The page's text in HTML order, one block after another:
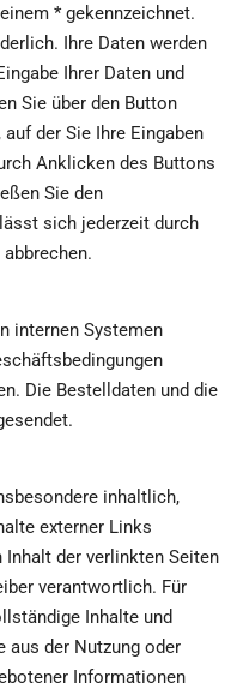
* gekennzeichnet.
Ihre Daten werden
Ihrer Daten und
Sie über den Button
der Sie Ihre Eingaben
Anklicken des Buttons
Sie den
sich jederzeit durch
internen Systemen
Die Bestelldaten und die
inhaltlich,
externer Links
Inhalt der verlinkten Seiten
verantwortlich. Für
Inhalte und
aus der Nutzung oder
Informationen